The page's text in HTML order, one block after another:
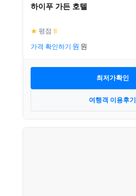
하이푸 가든 호텔
★ 평점 8
가격 확인하기
최저가확인
여행객 이용후기